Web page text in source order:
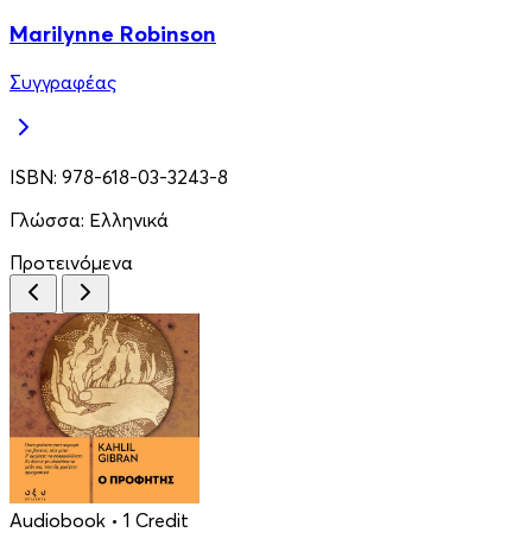
Marilynne Robinson
Συγγραφέας
ISBN: 978-618-03-3243-8
Γλώσσα: Ελληνικά
Προτεινόμενα
Audiobook • 1 Credit